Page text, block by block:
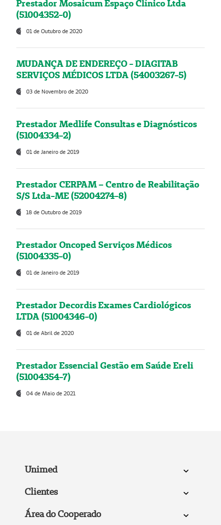
Prestador Mosaicum Espaço Clínico Ltda
(51004352-0)
01 de Outubro de 2020
MUDANÇA DE ENDEREÇO - DIAGITAB
SERVIÇOS MÉDICOS LTDA (54003267-5)
03 de Novembro de 2020
Prestador Medlife Consultas e Diagnósticos
(51004334-2)
01 de Janeiro de 2019
Prestador CERPAM – Centro de Reabilitação
S/S Ltda-ME (52004274-8)
18 de Outubro de 2019
Prestador Oncoped Serviços Médicos
(51004335-0)
01 de Janeiro de 2019
Prestador Decordis Exames Cardiológicos
LTDA (51004346-0)
01 de Abril de 2020
Prestador Essencial Gestão em Saúde Ereli
(51004354-7)
04 de Maio de 2021
Unimed
Clientes
Área do Cooperado